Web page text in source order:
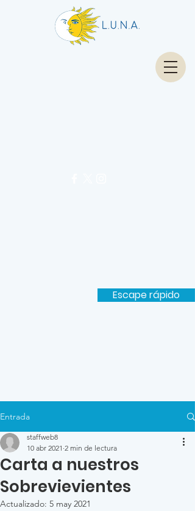
Escape rápido
Entrada
Carta a nuestros
Sobrevievientes
staffweb8
10 abr 2021 2 min de lectura
Actualizado: 5 may 2021